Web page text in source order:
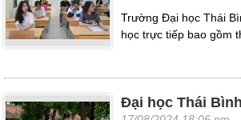
Trường Đại học Thái
học trực tiếp bao gồm
Đại học Thái